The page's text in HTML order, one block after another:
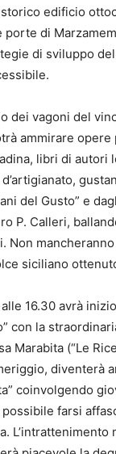
edificio
porte di
di sviluppo
dei vagoni del
ammirare opere
libri di autori
del Gusto” e
P. Calleri,
Non
siciliano
16.30 avrà
con la
Marabita (“Le
diventerà
coinvolgendo
farsi
L’intrattenimento